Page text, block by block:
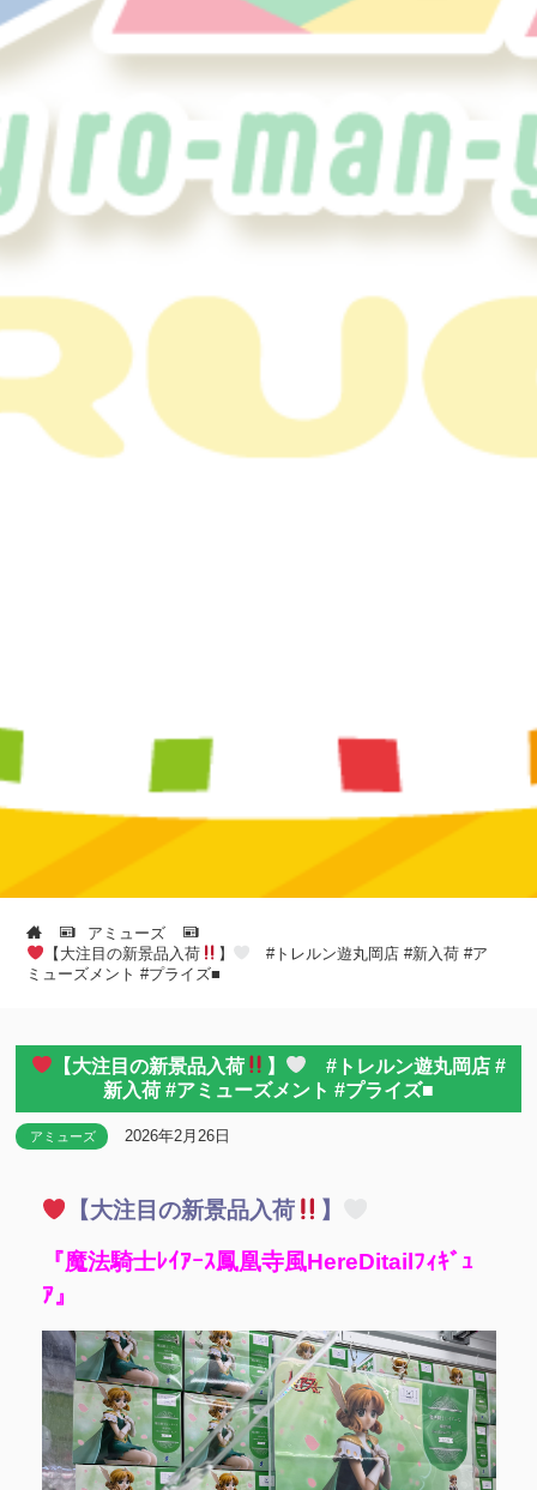
アミューズ
【大注目の新景品入荷
】
#トレルン遊丸岡店 #新入荷 #ア
ミューズメント #プライズ■
【大注目の新景品入荷 】
#トレルン遊丸岡店 #
新入荷 #アミューズメント #プライズ■
アミューズ 2026年2月26日
【大注目の新景品入荷 】
『魔法騎士ﾚｲｱｰｽ鳳凰寺風HereDitailﾌｨｷﾞｭ
ｱ』